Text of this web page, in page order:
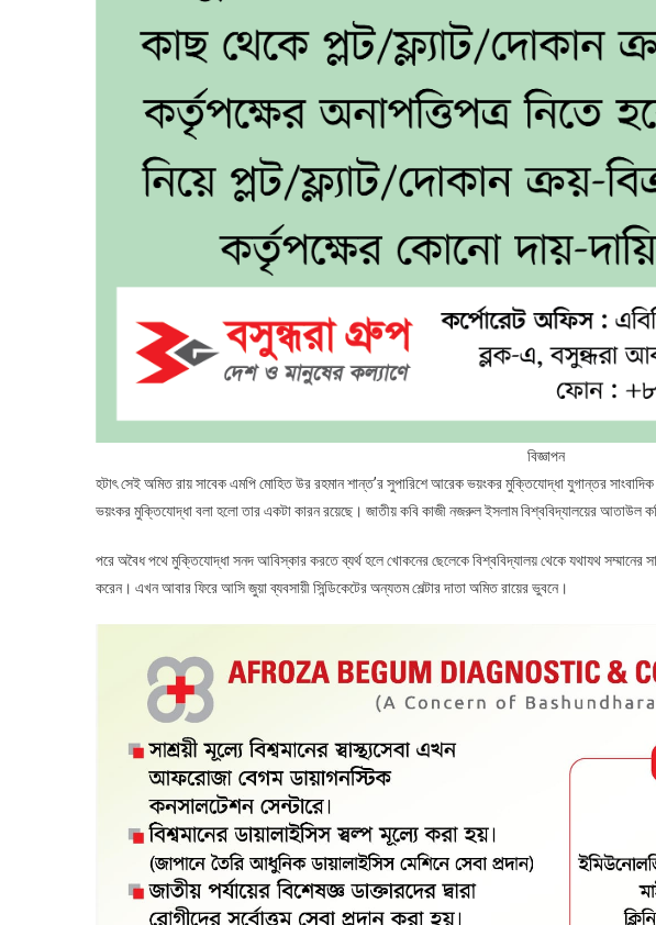
বিজ্ঞাপন
হটাৎ সেই অমিত রায় সাবেক এমপি মোহিত উর রহমান শান্ত’র সুপারিশে আরেক ভয়ংকর মুক্তিযোদ্ধা যুগান্তর
ভয়ংকর মুক্তিযোদ্ধা বলা হলো তার একটা কারন রয়েছে। জাতীয় কবি কাজী নজরুল ইসলাম বিশ্ববিদ্যালয়ের আতাউল
পরে অবৈধ পথে মুক্তিযোদ্ধা সনদ আবিস্কার করতে ব্যর্থ হলে খোকনের ছেলেকে বিশ্ববিদ্যালয় থেকে যথাযথ সম্মানের
করেন। এখন আবার ফিরে আসি জুয়া ব্যবসায়ী সিন্ডিকেটের অন্যতম শেল্টার দাতা অমিত রায়ের ভুবনে।